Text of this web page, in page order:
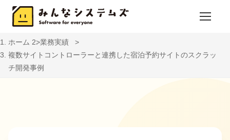
ホーム
業務実績
複数サイトコントローラーと連携した宿泊予約サイトのスクラッ
チ開発事例